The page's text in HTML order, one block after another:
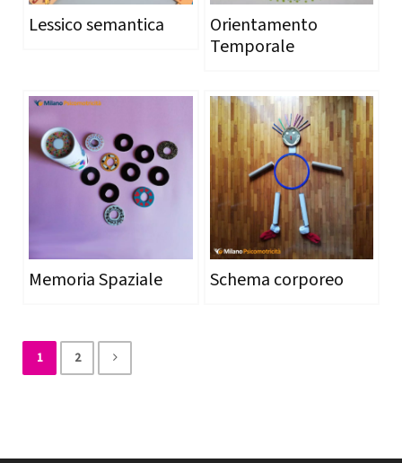
Lessico semantica
Orientamento
Temporale
Memoria Spaziale Schema corporeo
1 2